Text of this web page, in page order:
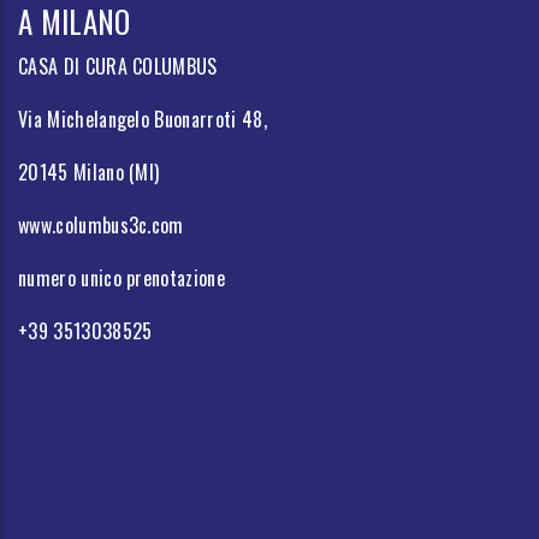
A MILANO
CASA DI CURA COLUMBUS
Via Michelangelo Buonarroti 48,
20145 Milano (MI)
www.columbus3c.com
numero unico prenotazione
+39 3513038525